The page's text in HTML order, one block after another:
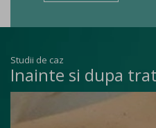
Studii de caz
Inainte si dupa